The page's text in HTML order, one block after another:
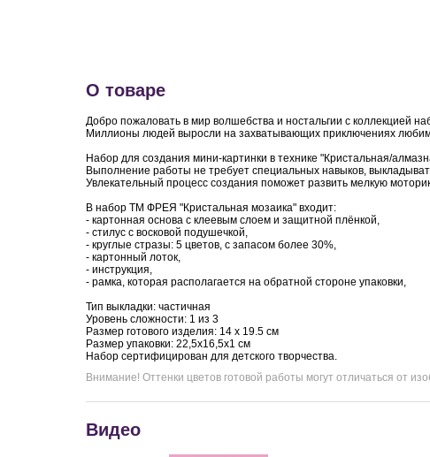
О товаре
Добро пожаловать в мир волшебства и ностальгии с коллекцией
Миллионы людей выросли на захватывающих приключениях
Набор для создания мини-картинки в технике "Кристальная/
Выполнение работы не требует специальных навыков,
Увлекательный процесс создания поможет развить мелкую
В набор ТМ ФРЕЯ "Кристальная мозаика" входит:
- картонная основа с клеевым слоем и защитной плёнкой,
- стилус с восковой подушечкой,
- круглые стразы: 5 цветов, с запасом более 30%,
- картонный лоток,
- инструкция,
- рамка, которая располагается на обратной стороне упаковки,
Тип выкладки: частичная
Уровень сложности: 1 из 3
Размер готового изделия: 14 х 19.5 см
Размер упаковки: 22,5х16,5х1 см
Набор сертифицирован для детского творчества.
Внимание! Оттенки цветов готовой работы могут отличаться от
Видео